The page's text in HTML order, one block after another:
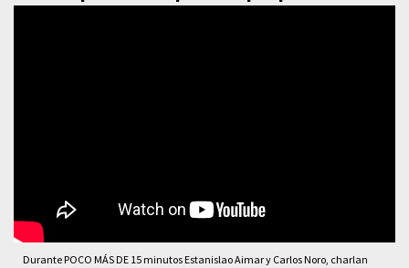
Durante POCO MÁS DE 15 minutos Estanislao Aimar y Carlos Noro, charlan